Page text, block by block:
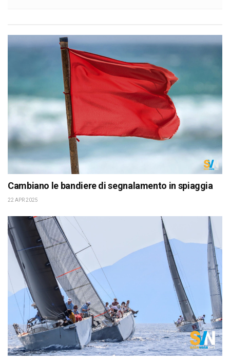
Cambiano le bandiere di segnalamento in spiaggia
22 APR 2025